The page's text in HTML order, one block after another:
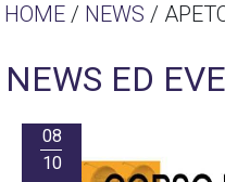
HOME / NEWS /
NEWS ED
08
10